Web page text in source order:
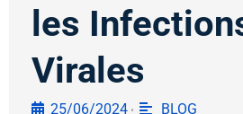
les
Virales
25/06/2024 • BLOG